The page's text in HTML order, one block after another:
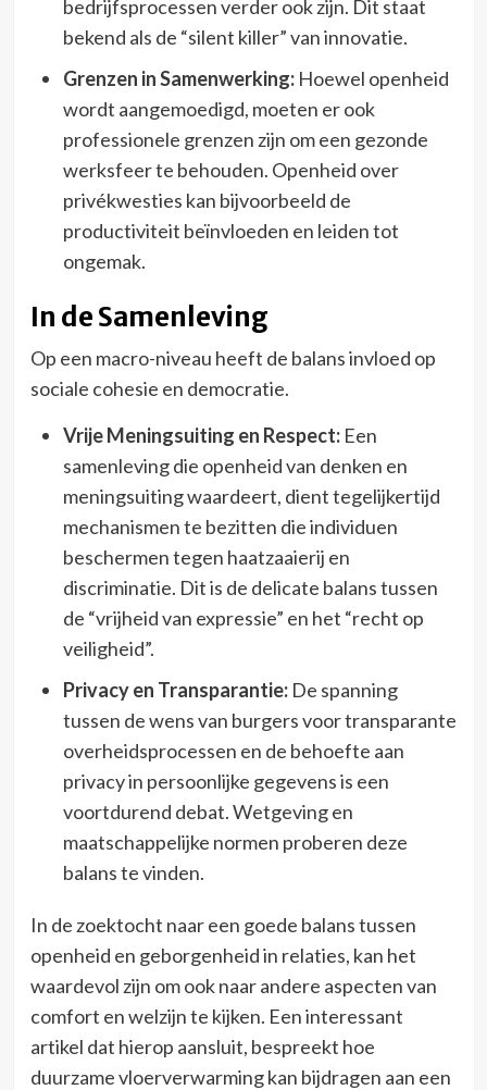
bedrijfsprocessen verder ook zijn. Dit staat
bekend als de “silent killer” van innovatie.
Grenzen in Samenwerking:Hoewel openheid
wordt aangemoedigd, moeten er ook
professionele grenzen zijn om een gezonde
werksfeer te behouden. Openheid over
privékwesties kan bijvoorbeeld de
productiviteit beïnvloeden en leiden tot
ongemak.
In de Samenleving
Op een macro-niveau heeft de balans invloed op
sociale cohesie en democratie.
Vrije Meningsuiting en Respect:Een
samenleving die openheid van denken en
meningsuiting waardeert, dient tegelijkertijd
mechanismen te bezitten die individuen
beschermen tegen haatzaaierij en
discriminatie. Dit is de delicate balans tussen
de “vrijheid van expressie” en het “recht op
veiligheid”.
Privacy en Transparantie:De spanning
tussen de wens van burgers voor transparante
overheidsprocessen en de behoefte aan
privacy in persoonlijke gegevens is een
voortdurend debat. Wetgeving en
maatschappelijke normen proberen deze
balans te vinden.
In de zoektocht naar een goede balans tussen
openheid en geborgenheid in relaties, kan het
waardevol zijn om ook naar andere aspecten van
comfort en welzijn te kijken. Een interessant
artikel dat hierop aansluit, bespreekt hoe
duurzame vloerverwarming kan bijdragen aan een